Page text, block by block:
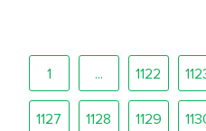
1 ... 1122
1127 1128 1129